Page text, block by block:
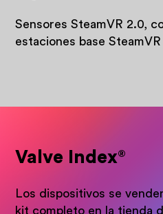
Sensores SteamVR 2.0,
estaciones base SteamVR
Valve Index®
Los dispositivos se
kit completo en la tienda